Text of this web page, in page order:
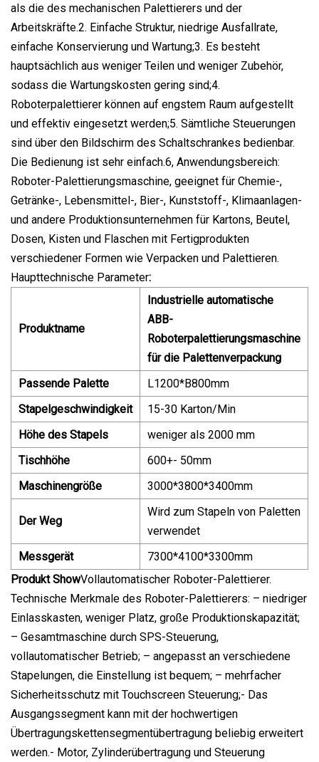
als die des mechanischen Palettierers und der
Arbeitskräfte.2. Einfache Struktur, niedrige Ausfallrate,
einfache Konservierung und Wartung;3. Es besteht
hauptsächlich aus weniger Teilen und weniger Zubehör,
sodass die Wartungskosten gering sind;4.
Roboterpalettierer können auf engstem Raum aufgestellt
und effektiv eingesetzt werden;5. Sämtliche Steuerungen
sind über den Bildschirm des Schaltschrankes bedienbar.
Die Bedienung ist sehr einfach.6, Anwendungsbereich:
Roboter-Palettierungsmaschine, geeignet für Chemie-,
Getränke-, Lebensmittel-, Bier-, Kunststoff-, Klimaanlagen-
und andere Produktionsunternehmen für Kartons, Beutel,
Dosen, Kisten und Flaschen mit Fertigprodukten
verschiedener Formen wie Verpacken und Palettieren.
Haupttechnische Parameter:
Produktname
Industrielle automatische
ABB-
Roboterpalettierungsmaschine
für die Palettenverpackung
Passende Palette
L1200*B800mm
Stapelgeschwindigkeit
15-30 Karton/Min
Höhe des Stapels
weniger als 2000 mm
Tischhöhe
600+- 50mm
Maschinengröße
3000*3800*3400mm
Der Weg
Wird zum Stapeln von Paletten
verwendet
Messgerät
7300*4100*3300mm
Produkt ShowVollautomatischer Roboter-Palettierer.
Technische Merkmale des Roboter-Palettierers: – niedriger
Einlasskasten, weniger Platz, große Produktionskapazität;
– Gesamtmaschine durch SPS-Steuerung,
vollautomatischer Betrieb; – angepasst an verschiedene
Stapelungen, die Einstellung ist bequem; – mehrfacher
Sicherheitsschutz mit Touchscreen Steuerung;- Das
Ausgangssegment kann mit der hochwertigen
Übertragungskettensegmentübertragung beliebig erweitert
werden.- Motor, Zylinderübertragung und Steuerung